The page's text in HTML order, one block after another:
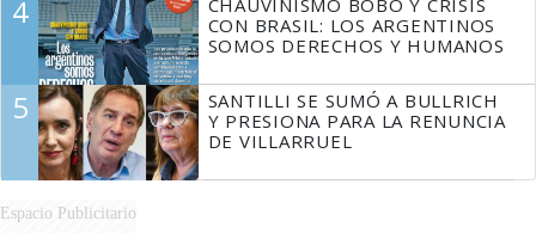
4
CON BRASIL: LOS ARGENTINOS
SOMOS DERECHOS Y HUMANOS
5
SANTILLI SE SUMÓ A BULLRICH
Y PRESIONA PARA LA RENUNCIA
DE VILLARRUEL
Espacio Publicitario